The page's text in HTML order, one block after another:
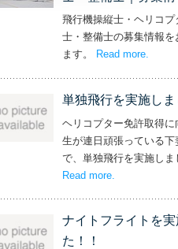
飛行機操縦士・ヘリコプ
士・整備士の募集情報を
ます。
Read more– ‘飛
.
単独飛行を実施しま
ヘリコプター免許取得に
生が連日頑張っている下
で、単独飛行を実施しま
Read more – ‘単独飛行
ナイトフライトを実
た！！